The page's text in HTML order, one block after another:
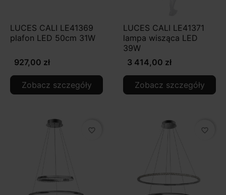
LUCES CALI LE41369
plafon LED 50cm 31W
927,00 zł
Zobacz szczegóły
LUCES CALI LE41371
lampa wisząca LED
39W
3 414,00 zł
Zobacz szczegóły
favorite_border favorite_border